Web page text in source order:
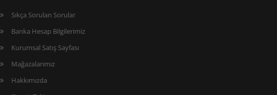
Sıkça Sorulan Sorular
Banka Hesap Bilgilerimiz
Kurumsal Satış Sayfası
Mağazalarımız
Hakkımızda